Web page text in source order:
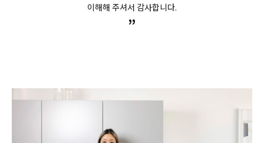
이해해 주셔서 감사합니다.
”